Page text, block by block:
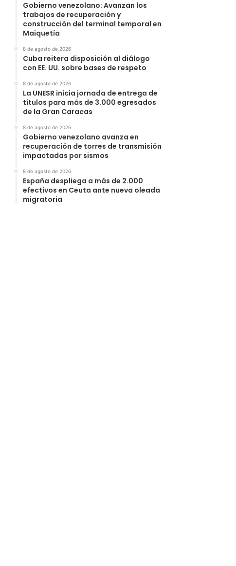
Gobierno venezolano: Avanzan los
trabajos de recuperación y
construcción del terminal temporal en
Maiquetía
8 de agosto de 2026
Cuba reitera disposición al diálogo
con EE. UU. sobre bases de respeto
8 de agosto de 2026
La UNESR inicia jornada de entrega de
títulos para más de 3.000 egresados
de la Gran Caracas
8 de agosto de 2026
Gobierno venezolano avanza en
recuperación de torres de transmisión
impactadas por sismos
8 de agosto de 2026
España despliega a más de 2.000
efectivos en Ceuta ante nueva oleada
migratoria